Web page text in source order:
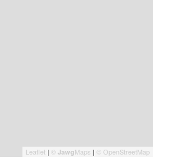
Leaflet | © JawgMaps | © OpenStreetMap